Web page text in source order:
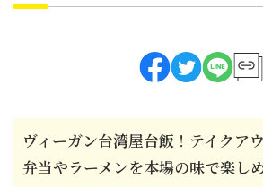
ヴィーガン台湾屋台飯！テイクア
弁当やラーメンを本場の味で楽し